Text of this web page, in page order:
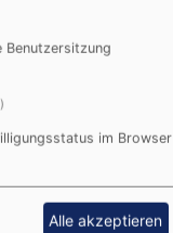
Benutzersitzung
im Browser
Alle akzeptieren